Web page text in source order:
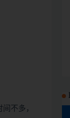
不多，